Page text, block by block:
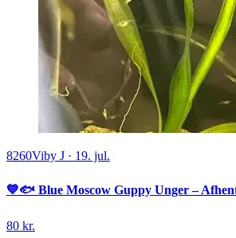
8260Viby J · 19. jul.
💙🐟 Blue Moscow Guppy Unger –
80 kr.